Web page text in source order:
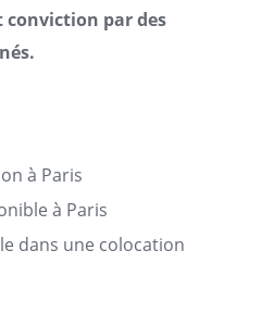
conviction par des
à Paris
à Paris
dans une colocation